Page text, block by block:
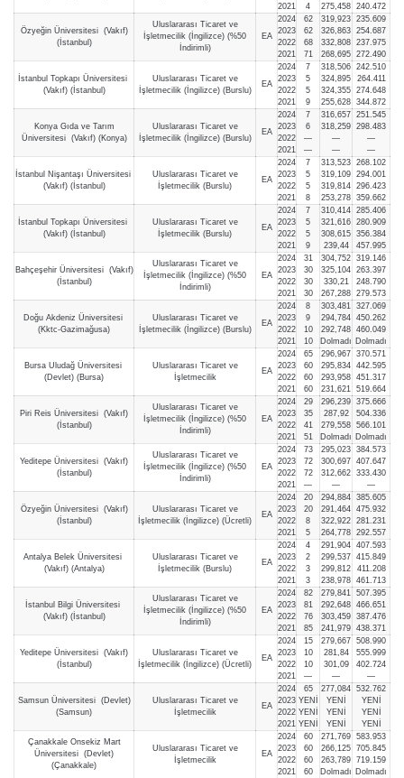
2021
4
275,458 240.472
Özyeğin Üniversitesi (Vakıf)
(İstanbul)
Uluslararası Ticaret ve
İşletmecilik (İngilizce) (%50
İndirimli)
EA
2024
2023
2022
2021
62
62
68
71
319,923
326,863
332,808
268,695
235.609
254.687
237.975
272.490
İstanbul Topkapı Üniversitesi
(Vakıf) (İstanbul)
Uluslararası Ticaret ve
İşletmecilik (İngilizce) (Burslu)
EA
2024
2023
2022
2021
7
5
5
9
318,506
324,895
324,355
255,628
242.510
264.411
274.648
344.872
Konya Gıda ve Tarım
Üniversitesi (Vakıf) (Konya)
Uluslararası Ticaret ve
İşletmecilik (İngilizce) (Burslu)
EA
2024
2023
2022
2021
7
6
—
—
316,657
318,259
—
—
251.545
298.483
—
—
İstanbul Nişantaşı Üniversitesi
(Vakıf) (İstanbul)
Uluslararası Ticaret ve
İşletmecilik (Burslu)
EA
2024
2023
2022
2021
7
5
5
8
313,523
319,109
319,814
253,278
268.102
294.001
296.423
359.662
İstanbul Topkapı Üniversitesi
(Vakıf) (İstanbul)
Uluslararası Ticaret ve
İşletmecilik (Burslu)
EA
2024
2023
2022
2021
7
5
5
9
310,414
321,616
308,615
239,44
285.406
280.909
356.384
457.995
Bahçeşehir Üniversitesi (Vakıf)
(İstanbul)
Uluslararası Ticaret ve
İşletmecilik (İngilizce) (%50
İndirimli)
EA
2024
2023
2022
2021
31
30
30
30
304,752
325,104
330,21
267,288
319.146
263.397
248.790
279.573
Doğu Akdeniz Üniversitesi
(Kktc-Gazimağusa)
Uluslararası Ticaret ve
İşletmecilik (İngilizce) (Burslu)
EA
2024
2023
2022
2021
8
9
10
10
303,481
294,784
292,748
Dolmadı
327.069
450.262
460.049
Dolmadı
Bursa Uludağ Üniversitesi
(Devlet) (Bursa)
Uluslararası Ticaret ve
İşletmecilik
EA
2024
2023
2022
2021
65
60
60
60
296,967
295,834
293,958
231,621
370.571
442.595
451.317
519.664
Piri Reis Üniversitesi (Vakıf)
(İstanbul)
Uluslararası Ticaret ve
İşletmecilik (İngilizce) (%50
İndirimli)
EA
2024
2023
2022
2021
29
35
41
51
296,239
287,92
279,558
Dolmadı
375.666
504.336
566.101
Dolmadı
Yeditepe Üniversitesi (Vakıf)
(İstanbul)
Uluslararası Ticaret ve
İşletmecilik (İngilizce) (%50
İndirimli)
EA
2024
2023
2022
2021
73
72
72
—
295,023
300,697
312,662
—
384.573
407.647
333.430
—
Özyeğin Üniversitesi (Vakıf)
(İstanbul)
Uluslararası Ticaret ve
İşletmecilik (İngilizce) (Ücretli)
EA
2024
2023
2022
2021
20
20
8
5
294,884
291,464
322,922
264,778
385.605
475.932
281.231
292.557
Antalya Belek Üniversitesi
(Vakıf) (Antalya)
Uluslararası Ticaret ve
İşletmecilik (Burslu)
EA
2024
2023
2022
2021
4
2
3
3
291,904
299,537
299,812
238,978
407.593
415.849
411.208
461.713
İstanbul Bilgi Üniversitesi
(Vakıf) (İstanbul)
Uluslararası Ticaret ve
İşletmecilik (İngilizce) (%50
İndirimli)
EA
2024
2023
2022
2021
82
81
76
85
279,841
292,648
303,459
241,979
507.395
466.651
387.476
438.371
Yeditepe Üniversitesi (Vakıf)
(İstanbul)
Uluslararası Ticaret ve
İşletmecilik (İngilizce) (Ücretli)
EA
2024
2023
2022
2021
15
10
10
—
279,667
281,84
301,09
—
508.990
555.999
402.724
—
Samsun Üniversitesi (Devlet)
(Samsun)
Uluslararası Ticaret ve
İşletmecilik
EA
2024
2023
2022
2021
65
YENİ
YENİ
YENİ
277,084
YENİ
YENİ
YENİ
532.762
YENİ
YENİ
YENİ
Çanakkale Onsekiz Mart
Üniversitesi (Devlet)
(Çanakkale)
Uluslararası Ticaret ve
İşletmecilik
EA
2024
2023
2022
2021
60
60
60
60
271,769
266,125
263,789
Dolmadı
583.953
705.845
719.159
Dolmadı